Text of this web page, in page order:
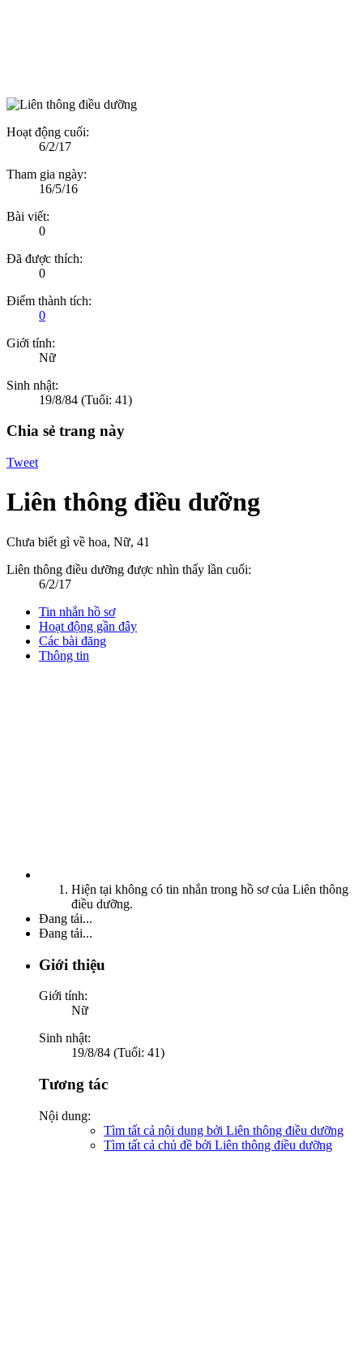
Hoạt động cuối:
6/2/17
Tham gia ngày:
16/5/16
Bài viết:
0
Đã được thích:
0
Điểm thành tích:
0
Giới tính:
Nữ
Sinh nhật:
19/8/84 (Tuổi: 41)
Chia sẻ trang này
Tweet
Liên thông điều dưỡng
Chưa biết gì về hoa, Nữ, 41
Liên thông điều dưỡng được nhìn thấy lần cuối:
6/2/17
Tin nhắn hồ sơ
Hoạt động gần đây
Các bài đăng
Thông tin
Hiện tại không có tin nhắn trong hồ sơ của Liên thông
điều dưỡng.
Đang tải...
Đang tải...
Giới thiệu
Giới tính:
Nữ
Sinh nhật:
19/8/84 (Tuổi: 41)
Tương tác
Nội dung:
Tìm tất cả nội dung bởi Liên thông điều dưỡng
Tìm tất cả chủ đề bởi Liên thông điều dưỡng